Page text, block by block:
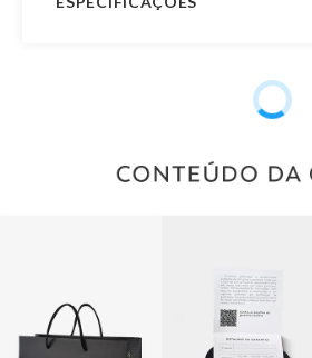
Outras Marcas Ray-Ban
45.5mm
Largura da Ponte
55 19mm